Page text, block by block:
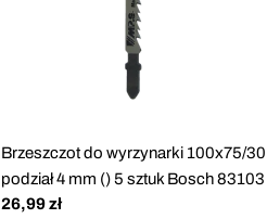
Brzeszczot do wyrzynarki 100x75/30
podział 4 mm () 5 sztuk Bosch 83103
Cena
26,99 zł